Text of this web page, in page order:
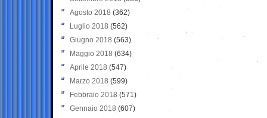
Agosto 2018 (362)
Luglio 2018 (562)
Giugno 2018 (563)
Maggio 2018 (634)
Aprile 2018 (547)
Marzo 2018 (599)
Febbraio 2018 (571)
Gennaio 2018 (607)